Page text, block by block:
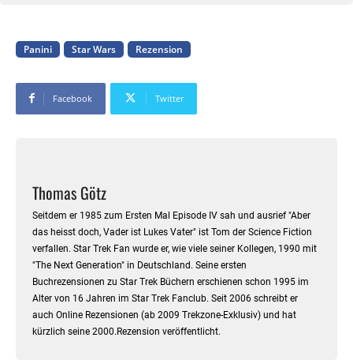
Panini Star Wars Rezension
Facebook Twitter
Thomas Götz
Seitdem er 1985 zum Ersten Mal Episode IV sah und ausrief "Aber
das heisst doch, Vader ist Lukes Vater" ist Tom der Science Fiction
verfallen. Star Trek Fan wurde er, wie viele seiner Kollegen, 1990 mit
"The Next Generation" in Deutschland. Seine ersten
Buchrezensionen zu Star Trek Büchern erschienen schon 1995 im
Alter von 16 Jahren im Star Trek Fanclub. Seit 2006 schreibt er
auch Online Rezensionen (ab 2009 Trekzone-Exklusiv) und hat
kürzlich seine 2000.Rezension veröffentlicht.